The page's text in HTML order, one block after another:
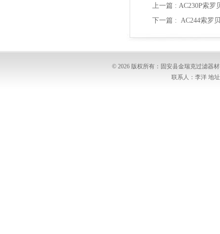
上一篇 : AC230P索罗
下一篇 : AC244索罗
© 2026 版权所有：固安县金瑞克过滤器
联系人：李洋 地